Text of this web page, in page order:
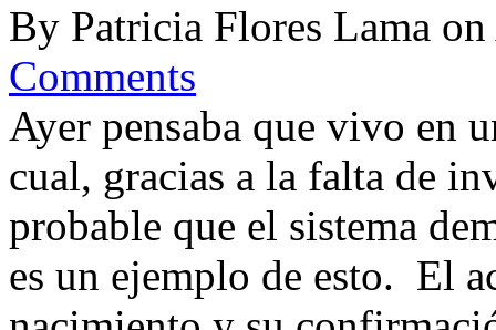
By Patricia Flores Lama on
Comments
Ayer pensaba que vivo en
cual, gracias a la falta de
probable que el sistema
es un ejemplo de esto. El